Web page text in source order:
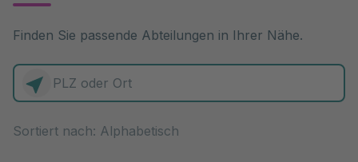
Finden Sie passende Abteilungen in Ihrer Nähe.